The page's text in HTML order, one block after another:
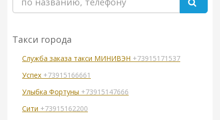
Такси города
Служба заказа такси МИНИВЭН +73915171537
Успех +73915166661
Улыбка Фортуны +73915147666
Сити +73915162200